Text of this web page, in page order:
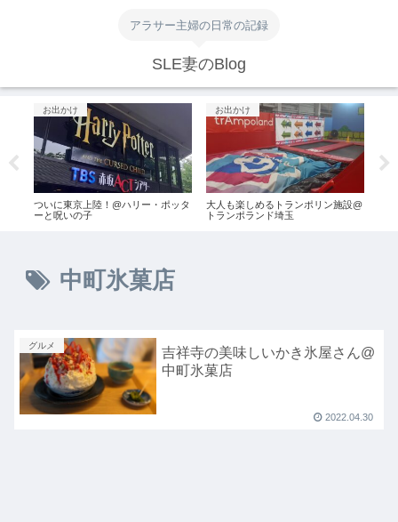
アラサー主婦の日常の記録
SLE妻のBlog
お出かけ
ついに東京上陸！@ハリー・ポッタ
ーと呪いの子
お出かけ
大人も楽しめるトランポリン施設@
トランポランド埼玉
中町氷菓店
グルメ
吉祥寺の美味しいかき氷屋さん@
中町氷菓店
2022.04.30